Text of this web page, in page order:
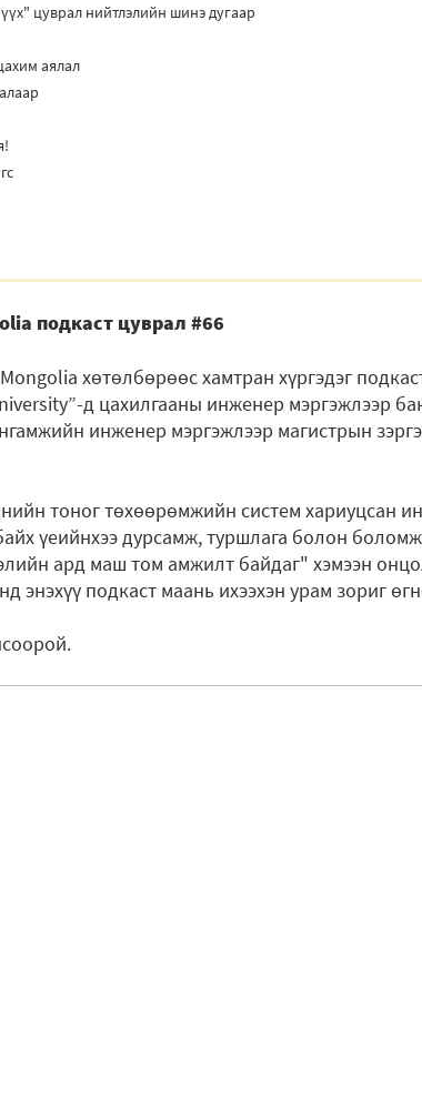
цуврал нийтлэлийн шинэ дугаар
аялал
подкаст цуврал #66
хөтөлбөрөөс хамтран хүргэдэг
д цахилгааны инженер мэргэжлээр
инженер мэргэжлээр магистрын
тоног төхөөрөмжийн систем хариуцсан
үеийнхээ дурсамж, туршлага болон
ард маш том амжилт байдаг" хэмээн
энэхүү подкаст маань ихээхэн урам зориг